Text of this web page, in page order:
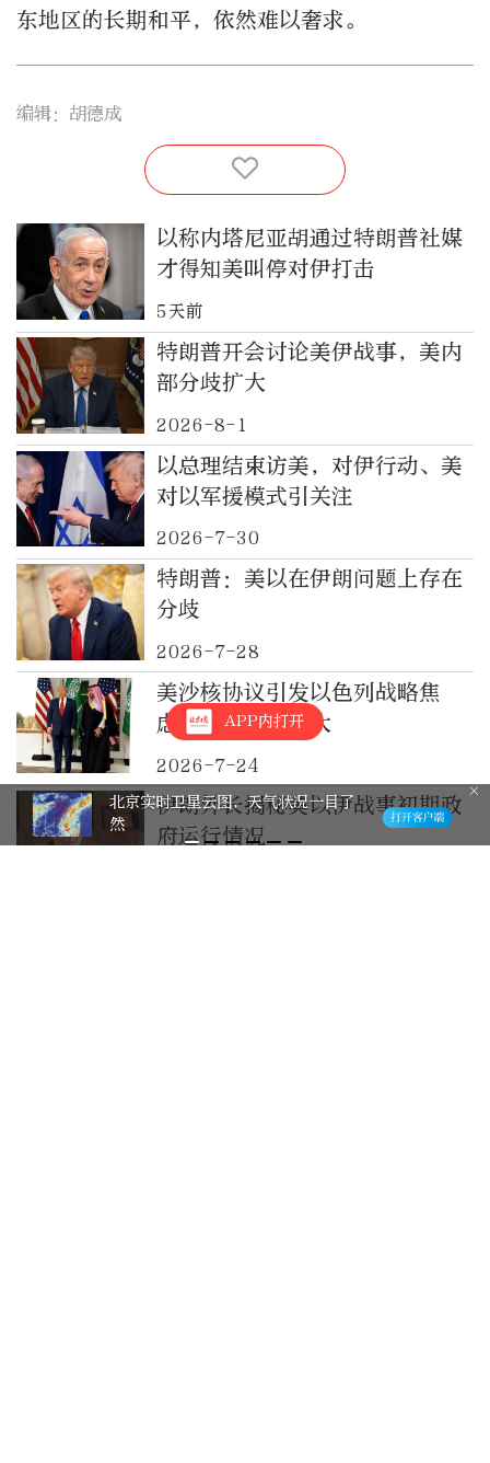
东地区的长期和平，依然难以奢求。
编辑：胡德成
以称内塔尼亚胡通过特朗普社媒
才得知美叫停对伊打击
5天前
特朗普开会讨论美伊战事，美内
部分歧扩大
2026-8-1
以总理结束访美，对伊行动、美
对以军援模式引关注
2026-7-30
特朗普：美以在伊朗问题上存在
分歧
2026-7-28
美沙核协议引发以色列战略焦
虑，美以分歧扩大
2026-7-24
伊朗外长揭秘美以伊战事初期政
府运行情况
APP内打开
棋缘！晒出我的“晚报杯” 有奖征集
活动邀您参与